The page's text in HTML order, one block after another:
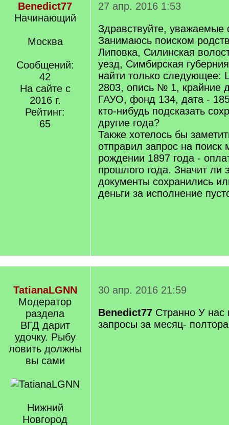
Benedict77
Начинающий
Москва
Сообщений:
42
На сайте с
2016 г.
Рейтинг:
65
27 апр. 2016 1:53
Здравствуйте, уважаемые
Занимаюсь поиском
Липовка, Силинская
уезд, Симбирская
найти только
2803, опись № 1, крайние
ГАУО, фонд 134, дата -
кто-нибудь подсказать
другие года?
Также хотелось бы
отправил запрос на поиск
рождении 1897 года -
прошлого года. Значит ли
документы сохранились
деньги за исполнение
TatianaLGNN
Модератор
раздела
ВГД дарит
удочку. Рыбу
ловить должны
вы сами
Нижний
Новгород
30 апр. 2016 21:59
Benedict77 Странно У нас
запросы за месяц-